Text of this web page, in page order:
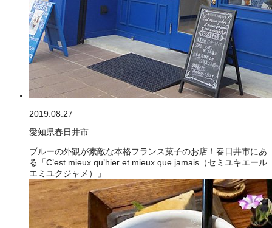
2019.08.27
愛知県春日井市
ブルーの外観が素敵な本格フランス菓子のお店！春日井市にあ
る「C’est mieux qu’hier et mieux que jamais（セミユキエール
エミユクジャメ）」